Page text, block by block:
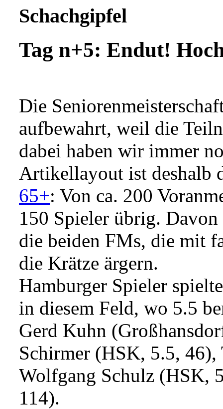
Schachgipfel
Tag n+5: Endut!
Die
aufbewahrt, weil die
dabei haben wir immer
Artikellayout ist deshalb
65+: Von ca. 200
150 Spieler übrig.
die beiden FMs, die mit
die Krätze ärgern.
Hamburger Spieler
in diesem Feld, wo 5.5
Gerd Kuhn
Schirmer (HSK, 5.5,
Wolfgang Schulz (HSK,
114).